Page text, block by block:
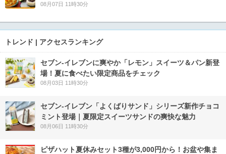
08月07日 11時30分
トレンド | アクセスランキング
セブン‐イレブンに爽やか「レモン」スイーツ＆パン新登
場！夏に食べたい限定商品をチェック
08月03日 11時30分
セブン‐イレブン「よくばりサンド」シリーズ新作チョコ
ミント登場｜夏限定スイーツサンドの爽快な魅力
08月06日 11時30分
ピザハット夏休みセット3種が3,000円から！お盆や集ま